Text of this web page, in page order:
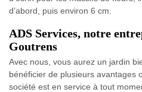
d’abord, puis environ 6 cm.
ADS Services, notre
Goutrens
Avec nous, vous aurez un jardin
bénéficier de plusieurs avantages
société est en service à tout